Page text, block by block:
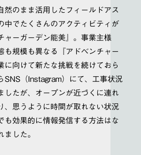
のまま活用したフィールドアス
中でたくさんのアクティビティが
ャーガーデン能美』。事業主様
も規模も異なる『アドベンチャー
に向けて新たな挑戦を続けておら
SNS（Instagram）にて、工事状況
したが、オープンが近づくに連れ
、思うように時間が取れない状況
も効果的に情報発信する方法はな
した。